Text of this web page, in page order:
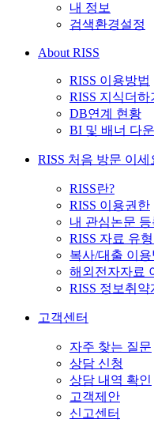
내 정보
검색환경설정
About RISS
RISS 이용방법
RISS 지식더하
DB연계 현황
BI 및 배너 다
RISS 처음 방문 이세
RISS란?
RISS 이용권한
내 관심논문 등
RISS 자료 유
복사/대출 이용
해외전자자료
RISS 정보취
고객센터
자주 찾는 질문
상담 신청
상담 내역 확인
고객제안
신고센터